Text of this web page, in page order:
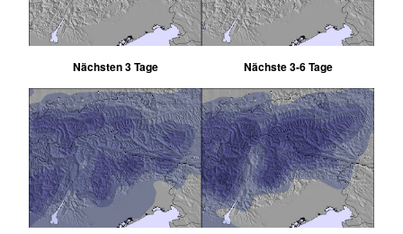
Nächsten 3 Tage Nächste 3-6 Tage